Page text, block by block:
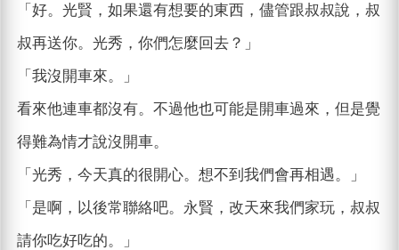
「好。光賢，如果還有想要的東西，儘管跟叔叔說，叔
叔再送你。光秀，你們怎麼回去？」
「我沒開車來。」
看來他連車都沒有。不過他也可能是開車過來，但是覺
得難為情才說沒開車。
「光秀，今天真的很開心。想不到我們會再相遇。」
「是啊，以後常聯絡吧。永賢，改天來我們家玩，叔叔
請你吃好吃的。」